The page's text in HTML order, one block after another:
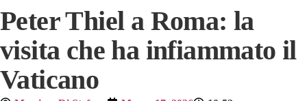
Peter Thiel a Roma: la
visita che ha infiammato il
Vaticano